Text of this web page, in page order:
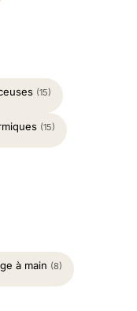
(15)
(15)
à main (8)